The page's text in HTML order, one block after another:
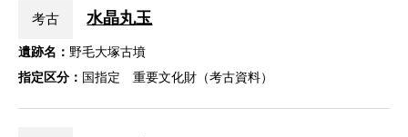
考古 水晶丸玉
遺跡名： 野毛大塚古墳
指定区分： 国指定 重要文化財（考古資料）